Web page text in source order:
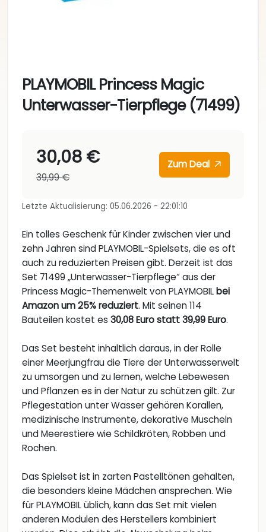
PLAYMOBIL Princess Magic
Unterwasser-Tierpflege (71499)
30,08 €
39,99 €
Zum Deal
Letzte Aktualisierung: 05.06.2026 - 22:01:10
Ein tolles Geschenk für Kinder zwischen vier und
zehn Jahren sind PLAYMOBIL-Spielsets, die es oft
auch zu reduzierten Preisen gibt. Derzeit ist das
Set 71499 „Unterwasser-Tierpflege“ aus der
Princess Magic-Themenwelt von PLAYMOBILbei
Amazon um 25% reduziert. Mit seinen 114
Bauteilen kostet es 30,08 Euro statt 39,99 Euro.
Das Set besteht inhaltlich daraus, in der Rolle
einer Meerjungfrau die Tiere der Unterwasserwelt
zu umsorgen und zu lernen, welche Lebewesen
und Pflanzen es in der Natur zu schützen gilt. Zur
Pflegestation unter Wasser gehören Korallen,
medizinische Instrumente, dekorative Muscheln
und Meerestiere wie Schildkröten, Robben und
Rochen.
Das Spielset ist in zarten Pastelltönen gehalten,
die besonders kleine Mädchen ansprechen. Wie
für PLAYMOBIL üblich, kann das Set mit vielen
anderen Modulen des Herstellers kombiniert